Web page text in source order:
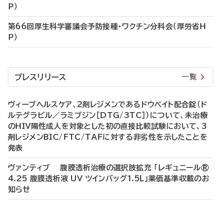
P）
第66回厚生科学審議会予防接種・ワクチン分科会（厚労省H
P）
プレスリリース 一覧
ヴィーブヘルスケア、2剤レジメンであるドウベイト配合錠（ド
ルテグラビル／ラミブジン［DTG/3TC］）について、未治療
のHIV陽性成人を対象とした初の直接比較試験において、3
剤レジメンBIC/FTC/TAFに対する非劣性を示したことを
発表
ヴァンティブ 腹膜透析治療の選択肢拡充 「レギュニール®
4.25 腹膜透析液 UV ツインバッグ1.5L」薬価基準収載のお
知らせ